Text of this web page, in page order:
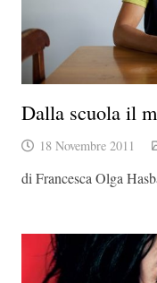
Dalla scuola il
18 Novembre 2011
di Francesca Olga